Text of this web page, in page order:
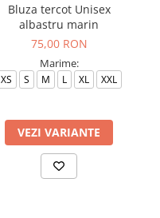
Bluza tercot Unisex
albastru marin
75,00 RON
Marime:
XS S M L XL XXL
VEZI VARIANTE